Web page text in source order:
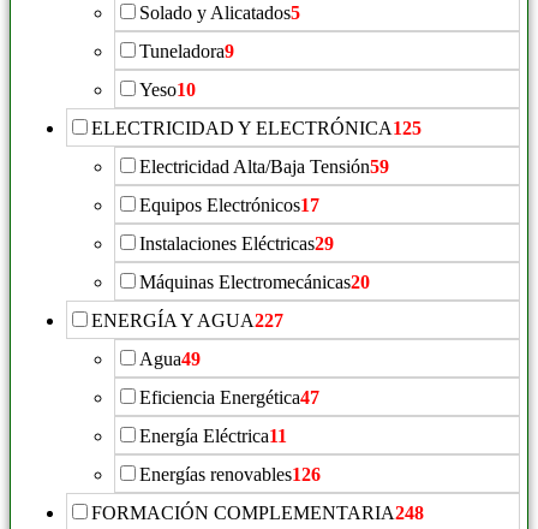
Solado y Alicatados5
Tuneladora9
Yeso10
ELECTRICIDAD Y ELECTRÓNICA125
Electricidad Alta/Baja Tensión59
Equipos Electrónicos17
Instalaciones Eléctricas29
Máquinas Electromecánicas20
ENERGÍA Y AGUA227
Agua49
Eficiencia Energética47
Energía Eléctrica11
Energías renovables126
FORMACIÓN COMPLEMENTARIA248